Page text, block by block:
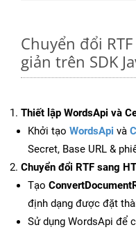
Chuyển đổi
giản trên SDK
Thiết lập WordsApi và
Khởi tạo WordsApi và
Secret, Base URL &
Chuyển đổi RTF sang
Tạo
định dạng được đặt
Sử dụng WordsApi để